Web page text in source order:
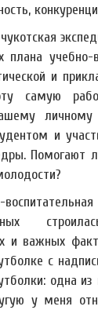
учебно-
и
самую
и
Помогают
и важных
с
одна
у меня